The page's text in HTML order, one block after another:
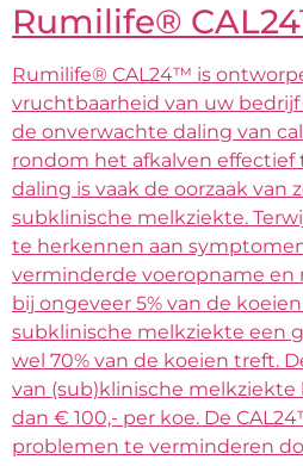
Rumilife®
Rumilife® CAL24™ is
vruchtbaarheid van uw
de onverwachte daling van
rondom het afkalven effectief
daling is vaak de oorzaak van
subklinische melkziekte.
te herkennen aan
verminderde voeropname en
bij ongeveer 5% van de
subklinische melkziekte een
wel 70% van de koeien treft.
van (sub)klinische
dan € 100,- per koe. De
problemen te verminderen